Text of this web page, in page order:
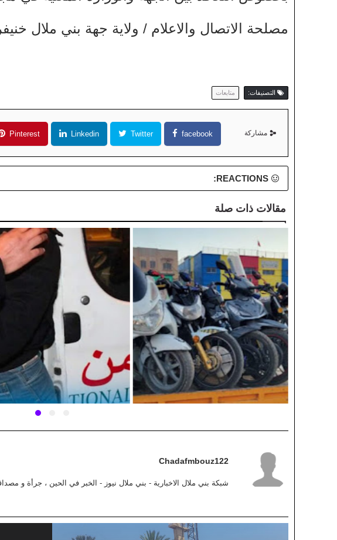
مصلحة الاتصال والاعلام / ولاية جهة بني ملال
التصنيفات: متابعات
مشاركة facebook
Twitter
Linkedin
Pinterest
REACTIONS:
مقالات ذات صلة
Chadafmbouz122
شبكة بني ملال الاخبارية - بني ملال نيوز - الخبر في الحين ، جرأة و